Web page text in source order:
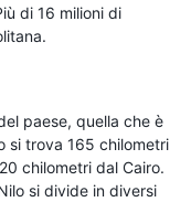
di 16 milioni di
paese, quella che è
si trova 165 chilometri
chilometri dal Cairo.
si divide in diversi